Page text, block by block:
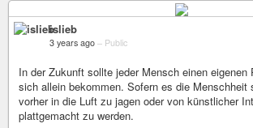
islieb
3 years ago – Public
In der Zukunft sollte jeder Mensch einen eigenen
sich allein bekommen. Sofern es die
vorher in die Luft zu jagen oder von künstlicher
plattgemacht zu werden.